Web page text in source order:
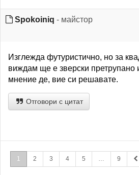
Spokoiniq - майстор
Изглежда футуристично, но за
виждам ще е зверски
мнение де, вие си решавате.
Отговори с цитат
1 2 3 4 5 … 9